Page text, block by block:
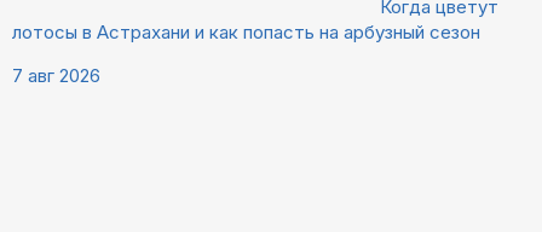
Когда цветут
лотосы в Астрахани и как попасть на арбузный сезон
7 авг 2026